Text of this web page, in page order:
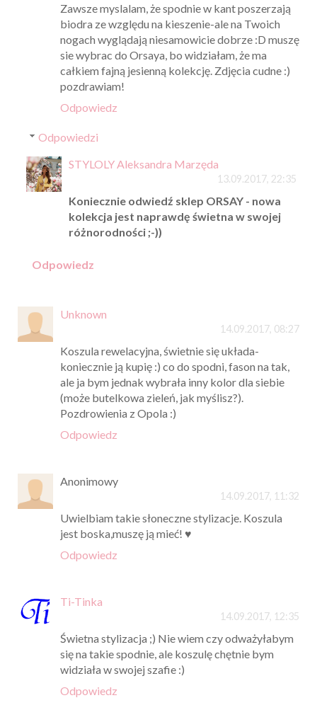
Zawsze myslalam, że spodnie w kant poszerzają
biodra ze względu na kieszenie-ale na Twoich
nogach wyglądają niesamowicie dobrze :D muszę
sie wybrac do Orsaya, bo widziałam, że ma
całkiem fajną jesienną kolekcję. Zdjęcia cudne :)
pozdrawiam!
Odpowiedz
Odpowiedzi
STYLOLY Aleksandra Marzęda
13.09.2017, 22:35
Koniecznie odwiedź sklep ORSAY - nowa
kolekcja jest naprawdę świetna w swojej
różnorodności ;-))
Odpowiedz
Unknown
14.09.2017, 08:27
Koszula rewelacyjna, świetnie się układa-
koniecznie ją kupię :) co do spodni, fason na tak,
ale ja bym jednak wybrała inny kolor dla siebie
(może butelkowa zieleń, jak myślisz?).
Pozdrowienia z Opola :)
Odpowiedz
Anonimowy
14.09.2017, 11:32
Uwielbiam takie słoneczne stylizacje. Koszula
jest boska,muszę ją mieć! ♥
Odpowiedz
Ti-Tinka
14.09.2017, 12:35
Świetna stylizacja ;) Nie wiem czy odważyłabym
się na takie spodnie, ale koszulę chętnie bym
widziała w swojej szafie :)
Odpowiedz